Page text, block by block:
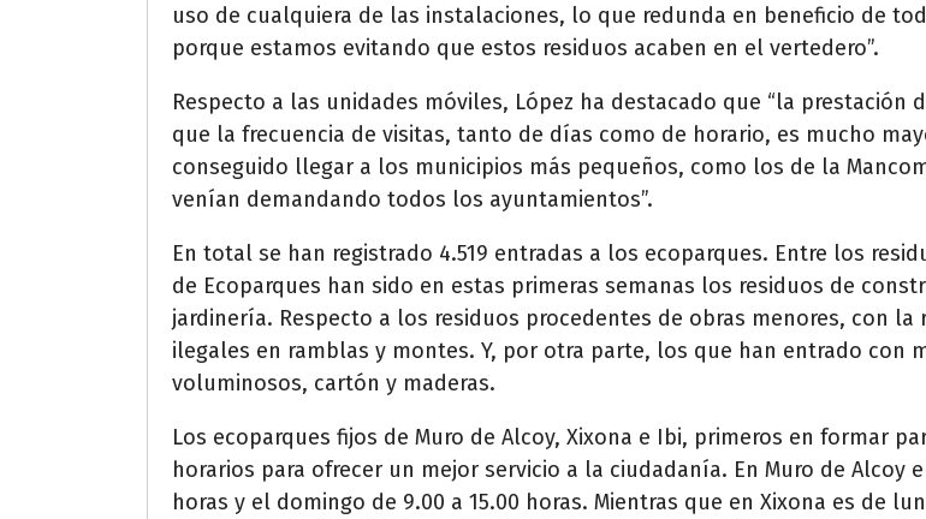
uso de cualquiera de las instalaciones, lo que redunda en beneficio de
porque estamos evitando que estos residuos acaben en el vertedero”.
Respecto a las unidades móviles, López ha destacado que “la
que la frecuencia de visitas, tanto de días como de horario, es mucho
conseguido llegar a los municipios más pequeños, como los de la
venían demandando todos los ayuntamientos”.
En total se han registrado 4.519 entradas a los ecoparques. Entre los
de Ecoparques han sido en estas primeras semanas los residuos de
jardinería. Respecto a los residuos procedentes de obras menores, con
ilegales en ramblas y montes. Y, por otra parte, los que han entrado con
voluminosos, cartón y maderas.
Los ecoparques fijos de Muro de Alcoy, Xixona e Ibi, primeros en formar
horarios para ofrecer un mejor servicio a la ciudadanía. En Muro de Alcoy
horas y el domingo de 9.00 a 15.00 horas. Mientras que en Xixona es de